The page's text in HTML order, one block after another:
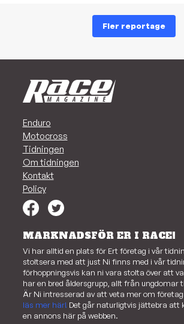
Fler reportage
Enduro
Motocross
Tidningen
Om tidningen
Kontakt
Policy
MARKNADSFÖR ER I RACE!
Vi har alltid en plats för Ert företag i vår
stoltsera med att just Ni finns med i vår
förhoppningsvis kan ni vara stolta över att
har en bred åldersgrupp, allt från ungdomar
Är Ni intresserad av att veta mer om
läs mer här! Det går naturligtvis jättebra att
en annons här på webben.